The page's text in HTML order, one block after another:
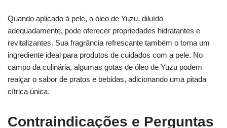
Quando aplicado à pele, o óleo de Yuzu, diluído
adequadamente, pode oferecer propriedades hidratantes e
revitalizantes. Sua fragrância refrescante também o torna um
ingrediente ideal para produtos de cuidados com a pele. No
campo da culinária, algumas gotas de óleo de Yuzu podem
realçar o sabor de pratos e bebidas, adicionando uma pitada
cítrica única.
Contraindicações e Perguntas